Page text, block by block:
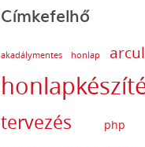
Címkefelhő
akadálymentes honlap
tervezés